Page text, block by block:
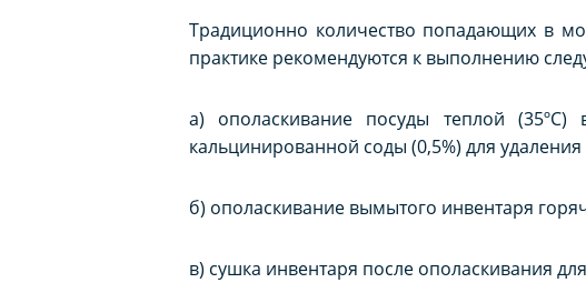
Традиционно количество попадающих в
практике рекомендуются к выполнению
а) ополаскивание посуды теплой
кальцинированной соды (0,5%) для
б) ополаскивание вымытого инвентаря
в) сушка инвентаря после ополаскивания